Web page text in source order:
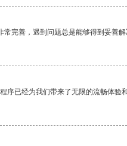
完善，遇到问题总是能够得到妥善解
序已经为我们带来了无限的流畅体验